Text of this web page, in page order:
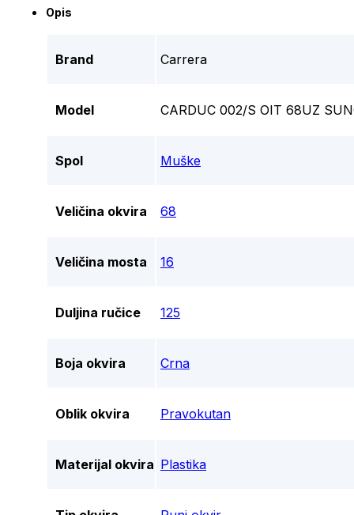
Opis
Brand Carrera
Model CARDUC 002/S OIT 68UZ
Spol Muške
Veličina okvira 68
Veličina mosta 16
Duljina ručice 125
Boja okvira Crna
Oblik okvira Pravokutan
Materijal okvira Plastika